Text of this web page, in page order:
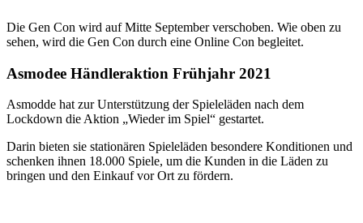
Die Gen Con wird auf Mitte September verschoben. Wie oben zu
sehen, wird die Gen Con durch eine Online Con begleitet.
Asmodee Händleraktion Frühjahr 2021
Asmodde hat zur Unterstützung der Spieleläden nach dem
Lockdown die Aktion „Wieder im Spiel“ gestartet.
Darin bieten sie stationären Spieleläden besondere Konditionen und
schenken ihnen 18.000 Spiele, um die Kunden in die Läden zu
bringen und den Einkauf vor Ort zu fördern.